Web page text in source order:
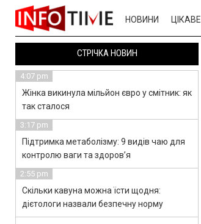
НОВИНИ ЦІКАВЕ
СТРІЧКА НОВИН
4:07 pm
Жінка викинула мільйон євро у смітник: як
так сталося
3:17 pm
Підтримка метаболізму: 9 видів чаю для
контролю ваги та здоров’я
2:55 pm
Скільки кавуна можна їсти щодня:
дієтологи назвали безпечну норму